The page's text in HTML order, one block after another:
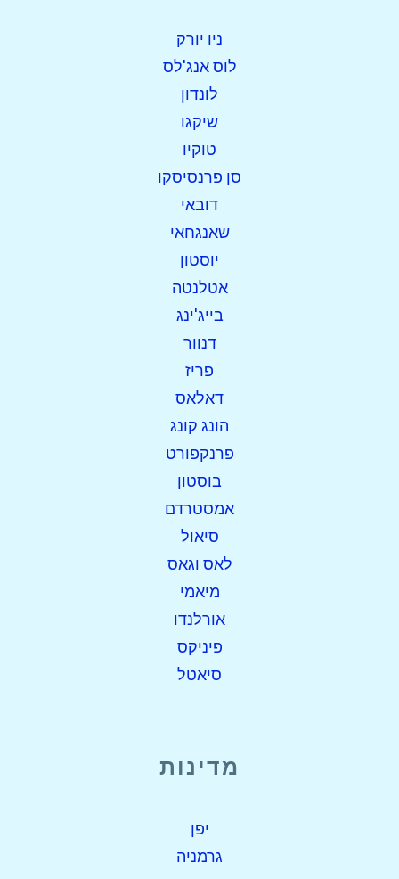
ניו יורק
לוס אנג'לס
לונדון
שיקגו
טוקיו
סן פרנסיסקו
דובאי
שאנגחאי
יוסטון
אטלנטה
בייג'ינג
דנוור
פריז
דאלאס
הונג קונג
פרנקפורט
בוסטון
אמסטרדם
סיאול
לאס וגאס
מיאמי
אורלנדו
פיניקס
סיאטל
מדינות
יפן
גרמניה